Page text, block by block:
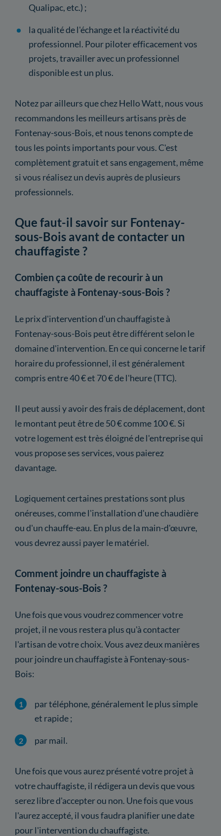
Qualipac, etc.) ;
la qualité de l'échange et la réactivité du
professionnel. Pour piloter efficacement vos
projets, travailler avec un professionnel
disponible est un plus.
Notez par ailleurs que chez Hello Watt, nous vous
recommandons les meilleurs artisans près de
Fontenay-sous-Bois, et nous tenons compte de
tous les points importants pour vous. C'est
complètement gratuit et sans engagement, même
si vous réalisez un devis auprès de plusieurs
professionnels.
Que faut-il savoir sur Fontenay-
sous-Bois avant de contacter un
chauffagiste ?
Combien ça coûte de recourir à un
chauffagiste à Fontenay-sous-Bois ?
Le prix d'intervention d'un chauffagiste à
Fontenay-sous-Bois peut être différent selon le
domaine d'intervention. En ce qui concerne le tarif
horaire du professionnel, il est généralement
compris entre 40 € et 70 € de l'heure (TTC).
Il peut aussi y avoir des frais de déplacement, dont
le montant peut être de 50 € comme 100 €. Si
votre logement est très éloigné de l'entreprise qui
vous propose ses services, vous paierez
davantage.
Logiquement certaines prestations sont plus
onéreuses, comme l'installation d'une chaudière
ou d'un chauffe-eau. En plus de la main-d'œuvre,
vous devrez aussi payer le matériel.
Comment joindre un chauffagiste à
Fontenay-sous-Bois ?
Une fois que vous voudrez commencer votre
projet, il ne vous restera plus qu'à contacter
l'artisan de votre choix. Vous avez deux manières
pour joindre un chauffagiste à Fontenay-sous-
Bois:
par téléphone, généralement le plus simple
et rapide ;
par mail.
Une fois que vous aurez présenté votre projet à
votre chauffagiste, il rédigera un devis que vous
serez libre d'accepter ou non. Une fois que vous
l'aurez accepté, il vous faudra planifier une date
pour l'intervention du chauffagiste.